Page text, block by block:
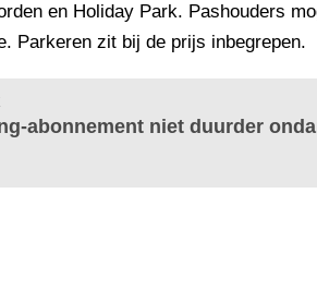
en Holiday Park. Pashouders
Parkeren zit bij de prijs inbegrepen.
abonnement niet duurder